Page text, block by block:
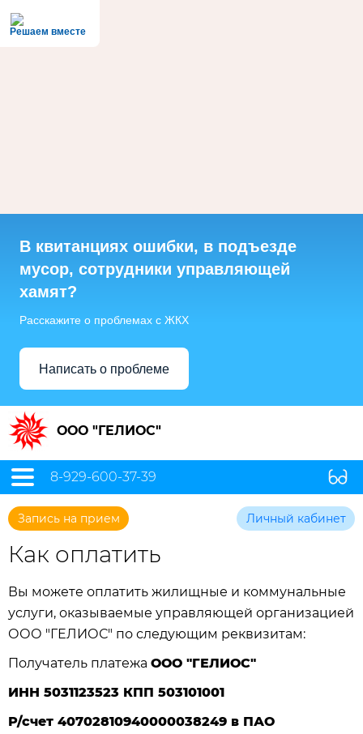
Решаем вместе
В квитанциях ошибки, в подъезде
мусор, сотрудники управляющей
хамят?
Расскажите о проблемах с ЖКХ
Написать о проблеме
ООО "ГЕЛИОС"
8-929-600-37-39
Запись на прием Личный кабинет
Как оплатить
Вы можете оплатить жилищные и коммунальные
услуги, оказываемые управляющей организацией
ООО "ГЕЛИОС" по следующим реквизитам:
Получатель платежа ООО "ГЕЛИОС"
ИНН 5031123523 КПП 503101001
Р/счет 40702810940000038249 в ПАО